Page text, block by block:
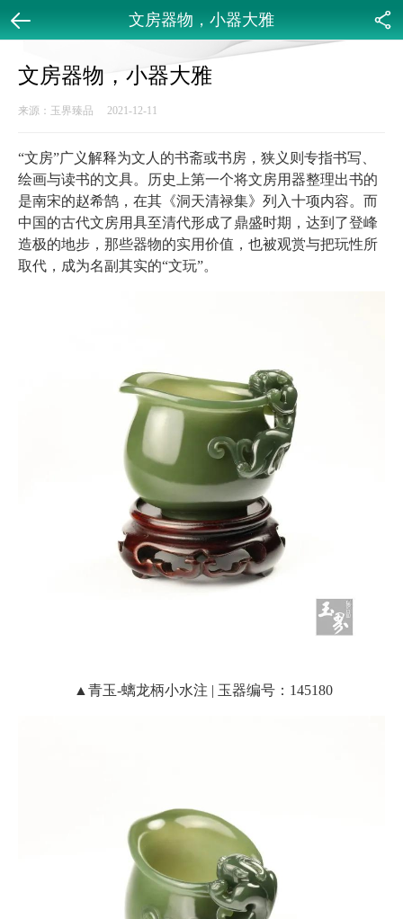
文房器物，小器大雅
文房器物，小器大雅
来源：玉界臻品 2021-12-11
“文房”广义解释为文人的书斋或书房，狭义则专指书写、
绘画与读书的文具。历史上第一个将文房用器整理出书的
是南宋的赵希鹄，在其《洞天清禄集》列入十项内容。而
中国的古代文房用具至清代形成了鼎盛时期，达到了登峰
造极的地步，那些器物的实用价值，也被观赏与把玩性所
取代，成为名副其实的“文玩”。
▲青玉-螭龙柄小水注 | 玉器编号：145180